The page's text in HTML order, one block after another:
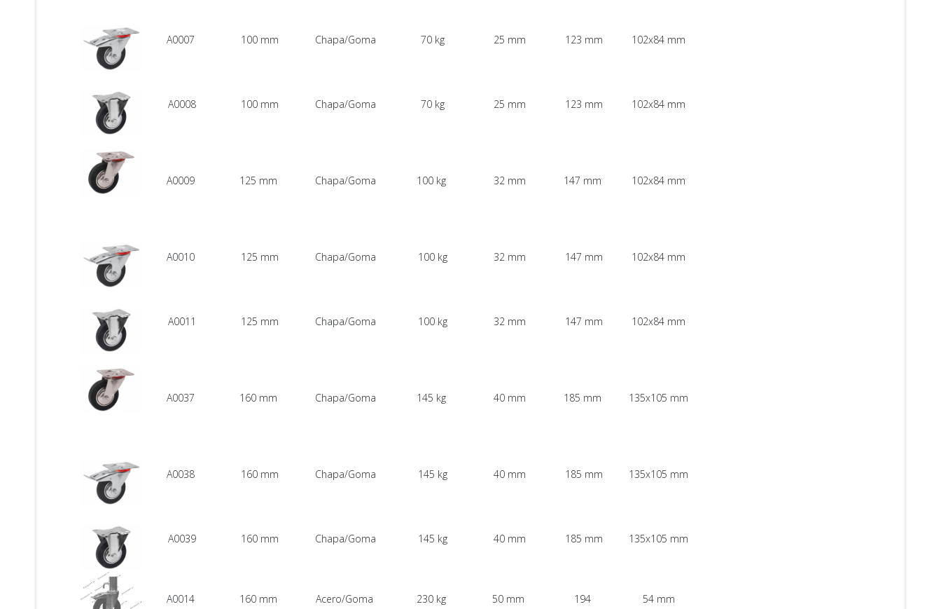
A0007 100 mm Chapa/Goma 70 kg 25 mm 123 mm 102x84 mm
A0008 100 mm Chapa/Goma 70 kg 25 mm 123 mm 102x84 mm
A0009 125 mm Chapa/Goma 100 kg 32 mm 147 mm 102x84 mm
A0010 125 mm Chapa/Goma 100 kg 32 mm 147 mm 102x84 mm
A0011 125 mm Chapa/Goma 100 kg 32 mm 147 mm 102x84 mm
A0037 160 mm Chapa/Goma 145 kg 40 mm 185 mm 135x105 mm
A0038 160 mm Chapa/Goma 145 kg 40 mm 185 mm 135x105 mm
A0039 160 mm Chapa/Goma 145 kg 40 mm 185 mm 135x105 mm
A0014 160 mm Acero/Goma 230 kg 50 mm 194 54 mm